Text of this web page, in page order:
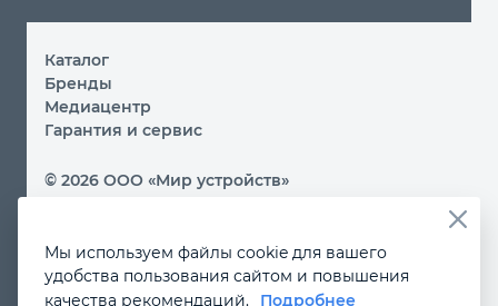
Каталог
Бренды
Медиацентр
Гарантия и сервис
© 2026 ООО «Мир устройств»
каждый раз, когда посещаете наш сайт и оставляете свои
данные в любой форме на сайте by.toolsworld.com
Если Вы не даете согласия на обработку своих
Мы используем файлы cookie для вашего
удобства пользования сайтом и повышения
качества рекомендаций.
Подробнее